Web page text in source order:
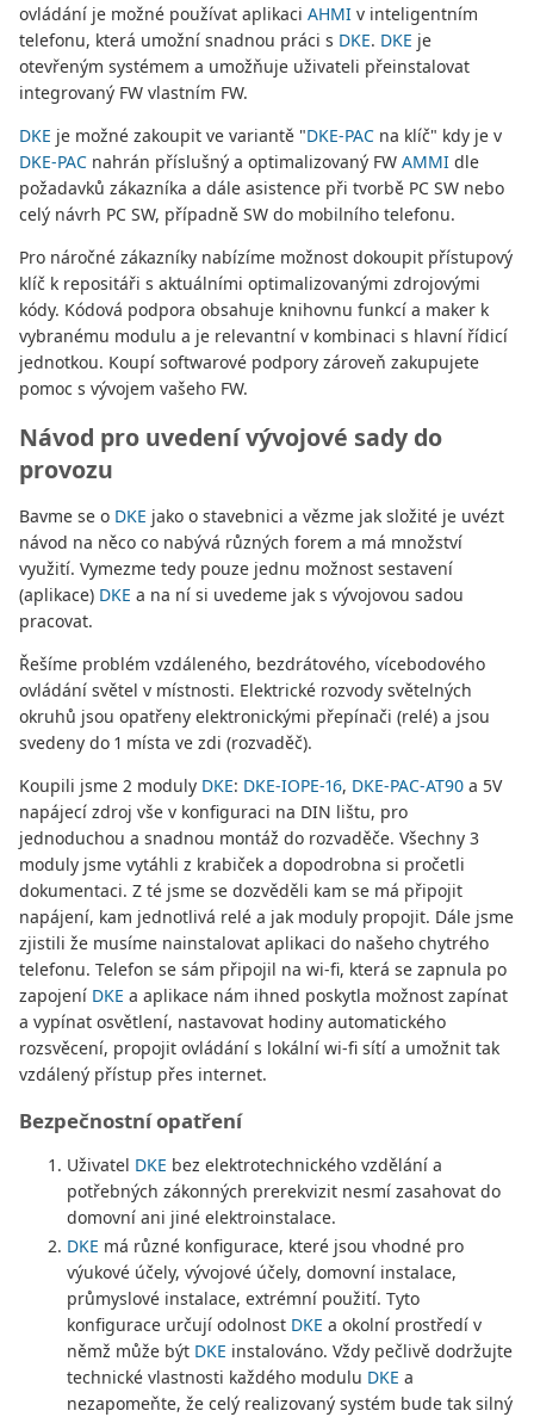
ovládání je možné používat aplikaci AHMI v inteligentním
telefonu, která umožní snadnou práci s DKE. DKE je
otevřeným systémem a umožňuje uživateli přeinstalovat
integrovaný FW vlastním FW.
DKE je možné zakoupit ve variantě "DKE-PAC na klíč" kdy je v
DKE-PAC nahrán příslušný a optimalizovaný FW AMMI dle
požadavků zákazníka a dále asistence při tvorbě PC SW nebo
celý návrh PC SW, případně SW do mobilního telefonu.
Pro náročné zákazníky nabízíme možnost dokoupit přístupový
klíč k repositáři s aktuálními optimalizovanými zdrojovými
kódy. Kódová podpora obsahuje knihovnu funkcí a maker k
vybranému modulu a je relevantní v kombinaci s hlavní řídicí
jednotkou. Koupí softwarové podpory zároveň zakupujete
pomoc s vývojem vašeho FW.
Návod pro uvedení vývojové sady do
provozu
Bavme se o DKE jako o stavebnici a vězme jak složité je uvézt
návod na něco co nabývá různých forem a má množství
využití. Vymezme tedy pouze jednu možnost sestavení
(aplikace) DKE a na ní si uvedeme jak s vývojovou sadou
pracovat.
Řešíme problém vzdáleného, bezdrátového, vícebodového
ovládání světel v místnosti. Elektrické rozvody světelných
okruhů jsou opatřeny elektronickými přepínači (relé) a jsou
svedeny do 1 místa ve zdi (rozvaděč).
Koupili jsme 2 moduly DKE: DKE-IOPE-16, DKE-PAC-AT90 a 5V
napájecí zdroj vše v konfiguraci na DIN lištu, pro
jednoduchou a snadnou montáž do rozvaděče. Všechny 3
moduly jsme vytáhli z krabiček a dopodrobna si pročetli
dokumentaci. Z té jsme se dozvěděli kam se má připojit
napájení, kam jednotlivá relé a jak moduly propojit. Dále jsme
zjistili že musíme nainstalovat aplikaci do našeho chytrého
telefonu. Telefon se sám připojil na wi-fi, která se zapnula po
zapojení DKE a aplikace nám ihned poskytla možnost zapínat
a vypínat osvětlení, nastavovat hodiny automatického
rozsvěcení, propojit ovládání s lokální wi-fi sítí a umožnit tak
vzdálený přístup přes internet.
Bezpečnostní opatření
Uživatel DKE bez elektrotechnického vzdělání a
potřebných zákonných prerekvizit nesmí zasahovat do
domovní ani jiné elektroinstalace.
DKE má různé konfigurace, které jsou vhodné pro
výukové účely, vývojové účely, domovní instalace,
průmyslové instalace, extrémní použití. Tyto
konfigurace určují odolnost DKE a okolní prostředí v
němž může být DKE instalováno. Vždy pečlivě dodržujte
technické vlastnosti každého modulu DKE a
nezapomeňte, že celý realizovaný systém bude tak silný